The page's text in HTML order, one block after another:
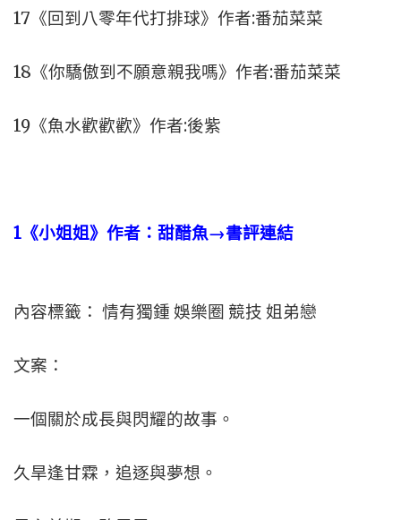
17《回到八零年代打排球》作者:番茄菜菜
18《你驕傲到不願意親我嗎》作者:番茄菜菜
19《魚水歡歡歡》作者:後紫
1 《小姐姐》作者：甜醋魚→書評連結
內容標籤： 情有獨鍾 娛樂圈 競技 姐弟戀
文案：
一個關於成長與閃耀的故事。
久旱逢甘霖，追逐與夢想。